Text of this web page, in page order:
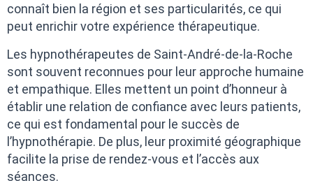
connaît bien la région et ses particularités, ce qui
peut enrichir votre expérience thérapeutique.
Les hypnothérapeutes de Saint-André-de-la-Roche
sont souvent reconnues pour leur approche humaine
et empathique. Elles mettent un point d’honneur à
établir une relation de confiance avec leurs patients,
ce qui est fondamental pour le succès de
l’hypnothérapie. De plus, leur proximité géographique
facilite la prise de rendez-vous et l’accès aux
séances.